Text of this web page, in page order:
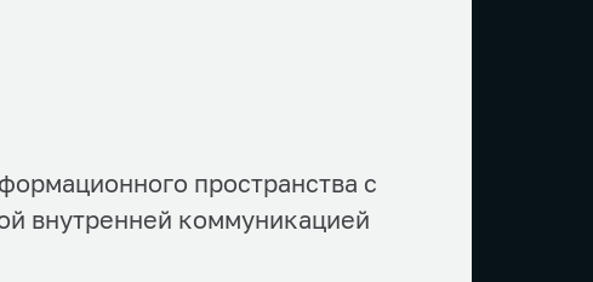
пространства с
внутренней коммуникацией